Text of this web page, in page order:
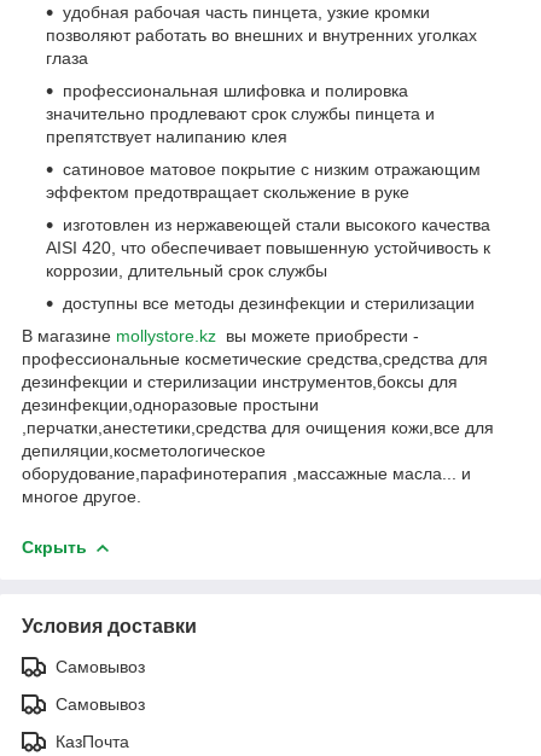
удобная рабочая часть пинцета, узкие кромки
позволяют работать во внешних и внутренних уголках
глаза
профессиональная шлифовка и полировка
значительно продлевают срок службы пинцета и
препятствует налипанию клея
сатиновое матовое покрытие с низким отражающим
эффектом предотвращает скольжение в руке
изготовлен из нержавеющей стали высокого качества
AISI 420, что обеспечивает повышенную устойчивость к
коррозии, длительный срок службы
доступны все методы дезинфекции и стерилизации
В магазине mollystore.kz вы можете приобрести -
профессиональные косметические средства,средства для
дезинфекции и стерилизации инструментов,боксы для
дезинфекции,одноразовые простыни
,перчатки,анестетики,средства для очищения кожи,все для
депиляции,косметологическое
оборудование,парафинотерапия ,массажные масла... и
многое другое.
Скрыть
Условия доставки
Самовывоз
Самовывоз
КазПочта